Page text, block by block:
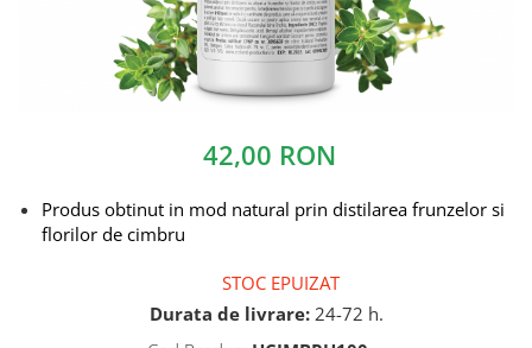
42,00 RON
Produs obtinut in mod natural prin distilarea frunzelor si
florilor de cimbru
STOC EPUIZAT
Durata de livrare:24-72 h.